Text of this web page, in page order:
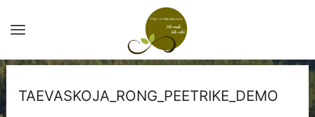
TAEVASKOJA_RONG_PEETRIKE_DEMO